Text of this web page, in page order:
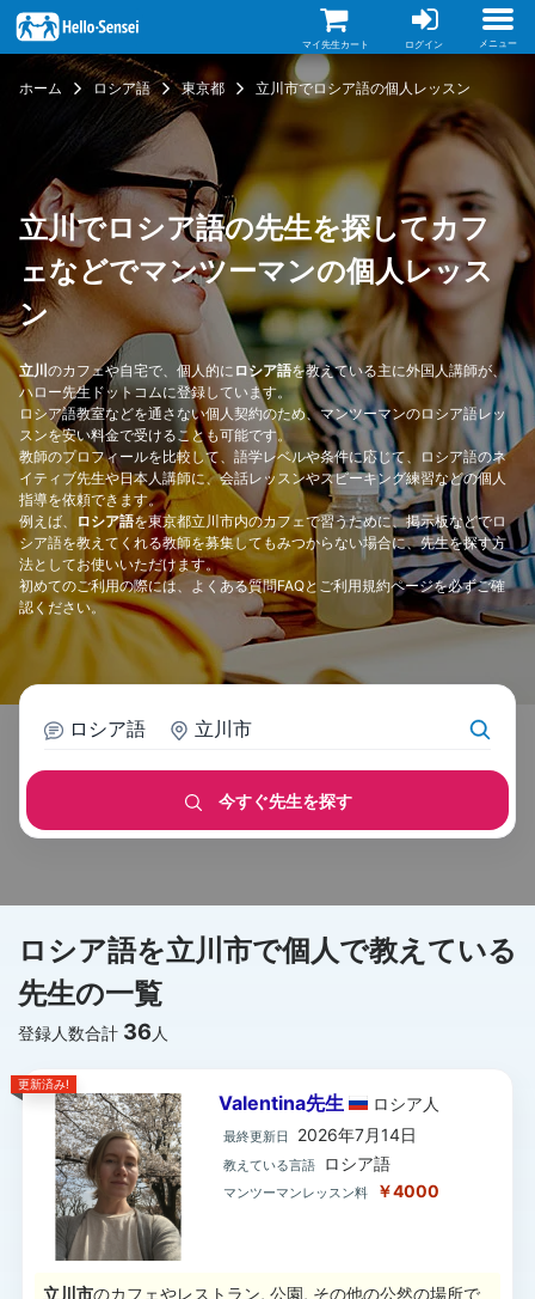
イ
ン
コ
マイ先生カート ログイン メニュー
ホーム ロシア語 東京都 立川市でロシア語の個人レッスン
立川でロシア語の先生を探してカフ
ェなどでマンツーマンの個人レッス
ン
立川 のカフェや自宅で、個人的に ロシア語を教えている主に外国人講師が、
ハロー先生ドットコムに登録しています。
ロシア語教室などを通さない個人契約のため、マンツーマンのロシア語レッ
スンを安い料金で受けることも可能です。
教師のプロフィールを比較して、語学レベルや条件に応じて、ロシア語のネ
イティブ先生や日本人講師に、会話レッスンやスピーキング練習などの個人
指導を依頼できます。
例えば、
ロシア語を東京都立川市内のカフェで習うために、掲示板などでロ
シア語を教えてくれる教師を募集してもみつからない場合に、先生を探す方
法としてお使いいただけます。
初めてのご利用の際には、 よくある質問FAQと ご利用規約ページを必ずご確
認ください。
ロシア語 立川市
今すぐ先生を探す
ロシア語を立川市で個人で教えている
先生の一覧
登録人数合計 36 人
更新済み!
Valentina先生 ロシア 人
最終更新日 2026年7月14日
教えている言語 ロシア語
マンツーマンレッスン料 ￥4000
立川市のカフェやレストラン, 公園, その他の公然の場所で